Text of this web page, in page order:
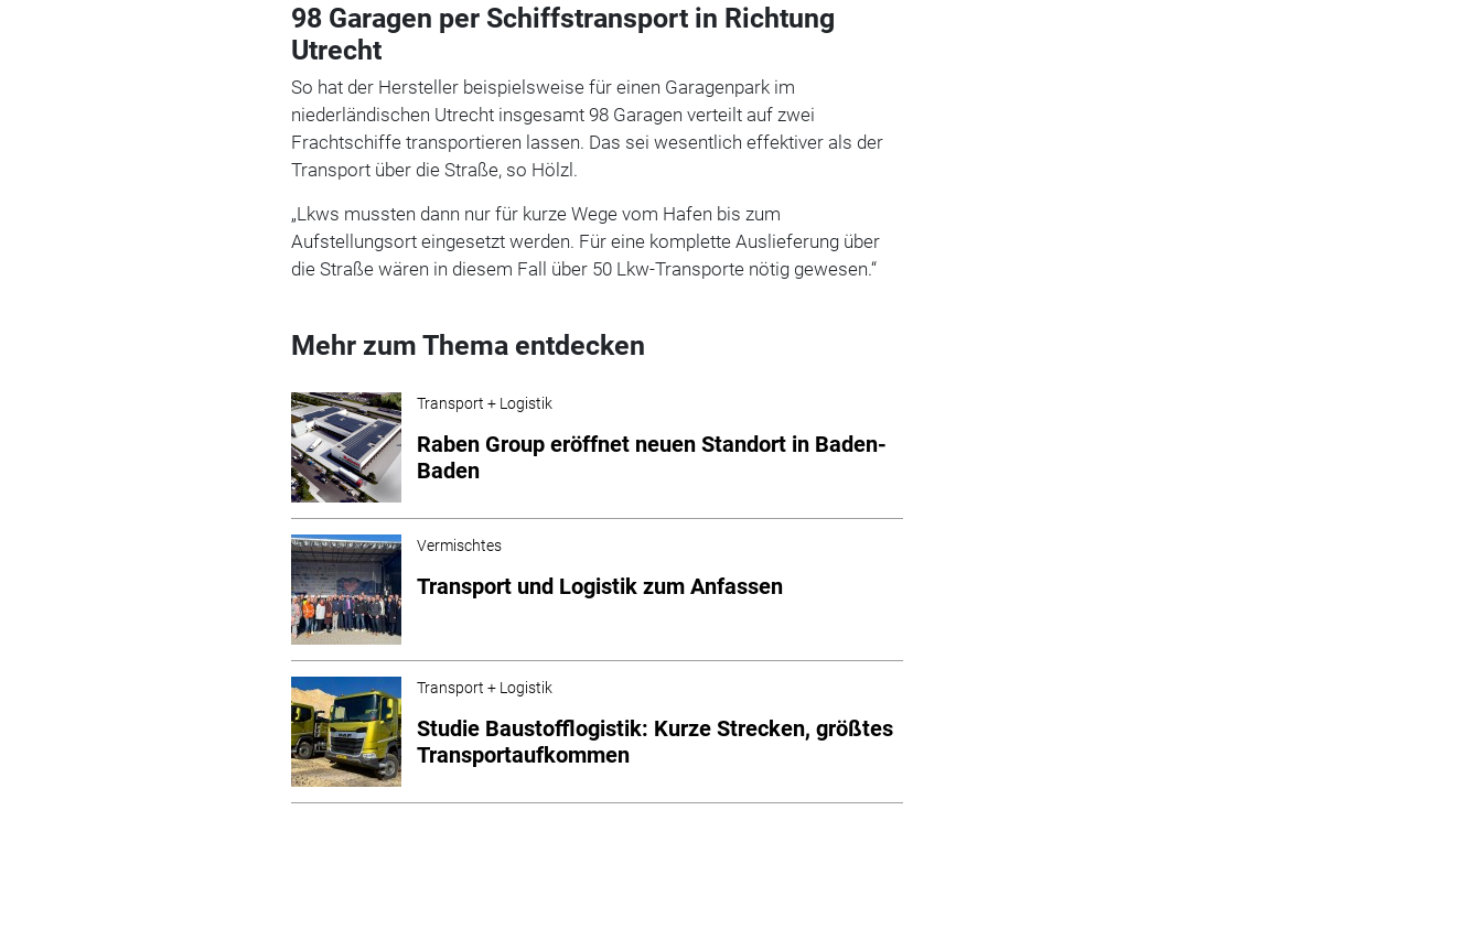
98 Garagen per Schiffstransport in Richtung
Utrecht
So hat der Hersteller beispielsweise für einen Garagenpark im
niederländischen Utrecht insgesamt 98 Garagen verteilt auf zwei
Frachtschiffe transportieren lassen. Das sei wesentlich effektiver als der
Transport über die Straße, so Hölzl.
„Lkws mussten dann nur für kurze Wege vom Hafen bis zum
Aufstellungsort eingesetzt werden. Für eine komplette Auslieferung über
die Straße wären in diesem Fall über 50 Lkw-Transporte nötig gewesen.“
Mehr zum Thema entdecken
Transport + Logistik
Raben Group eröffnet neuen Standort in Baden-
Baden
Vermischtes
Transport und Logistik zum Anfassen
Transport + Logistik
Studie Baustofflogistik: Kurze Strecken, größtes
Transportaufkommen